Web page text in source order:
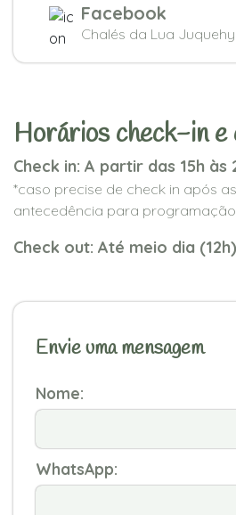
Facebook
Chalés da Lua Juquehy
Horários check-in
Check in: A partir das 15h às
*caso precise de check in após
antecedência para
Check out: Até meio dia
Envie uma mensagem
Nome:
WhatsApp: